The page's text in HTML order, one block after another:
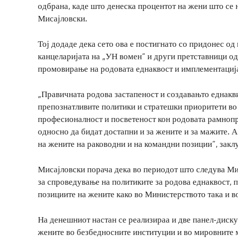
одбрана, каде што денеска процентот на жени што
Мисајловски.
Тој додаде дека сето ова е постигнато со придонес
канцеларијата на „УН вомен“ и други претставници
промовирање на родовата еднаквост и
„Правичната родова застапеност и создавањто
препознатливите политики и стратешки приоритети
професионалност и посветеност кон родовата
односно да бидат достапни и за жените и за мажите.
на жените на раководни и на командни позиции“,
Мисајловски порача дека во периодот што следува
за спроведување на политиките за родова
позициите на жените како во Министерството така и
На денешниот настан се реализираа и две панел-
жените во безбедносните институции и во мировните